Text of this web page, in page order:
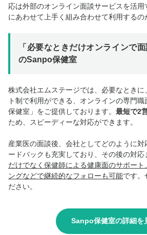
応は外部のオンライン面談サービスを活
にあわせて上手く組み合わせて利用するの
「必要なときだけオンラインで
のSanpo保健室
株式会社エムステージでは、必要なときに
ト制で利用ができる、オンラインの専門
保健室」をご提供しております。 最短で2
ため、スピーディーな対応ができます。
産業医の面談後、会社としてどのように対
ードバックも充実しており、その後の対応
だけでなく保健師による健康面のサポート
ングなどで継続的なフォローも可能です。
ださい。
Sanpo保健室の詳細を